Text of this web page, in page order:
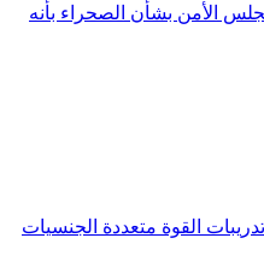
الأمن بشأن الصحراء بأنه
القوة متعددة الجنسيات